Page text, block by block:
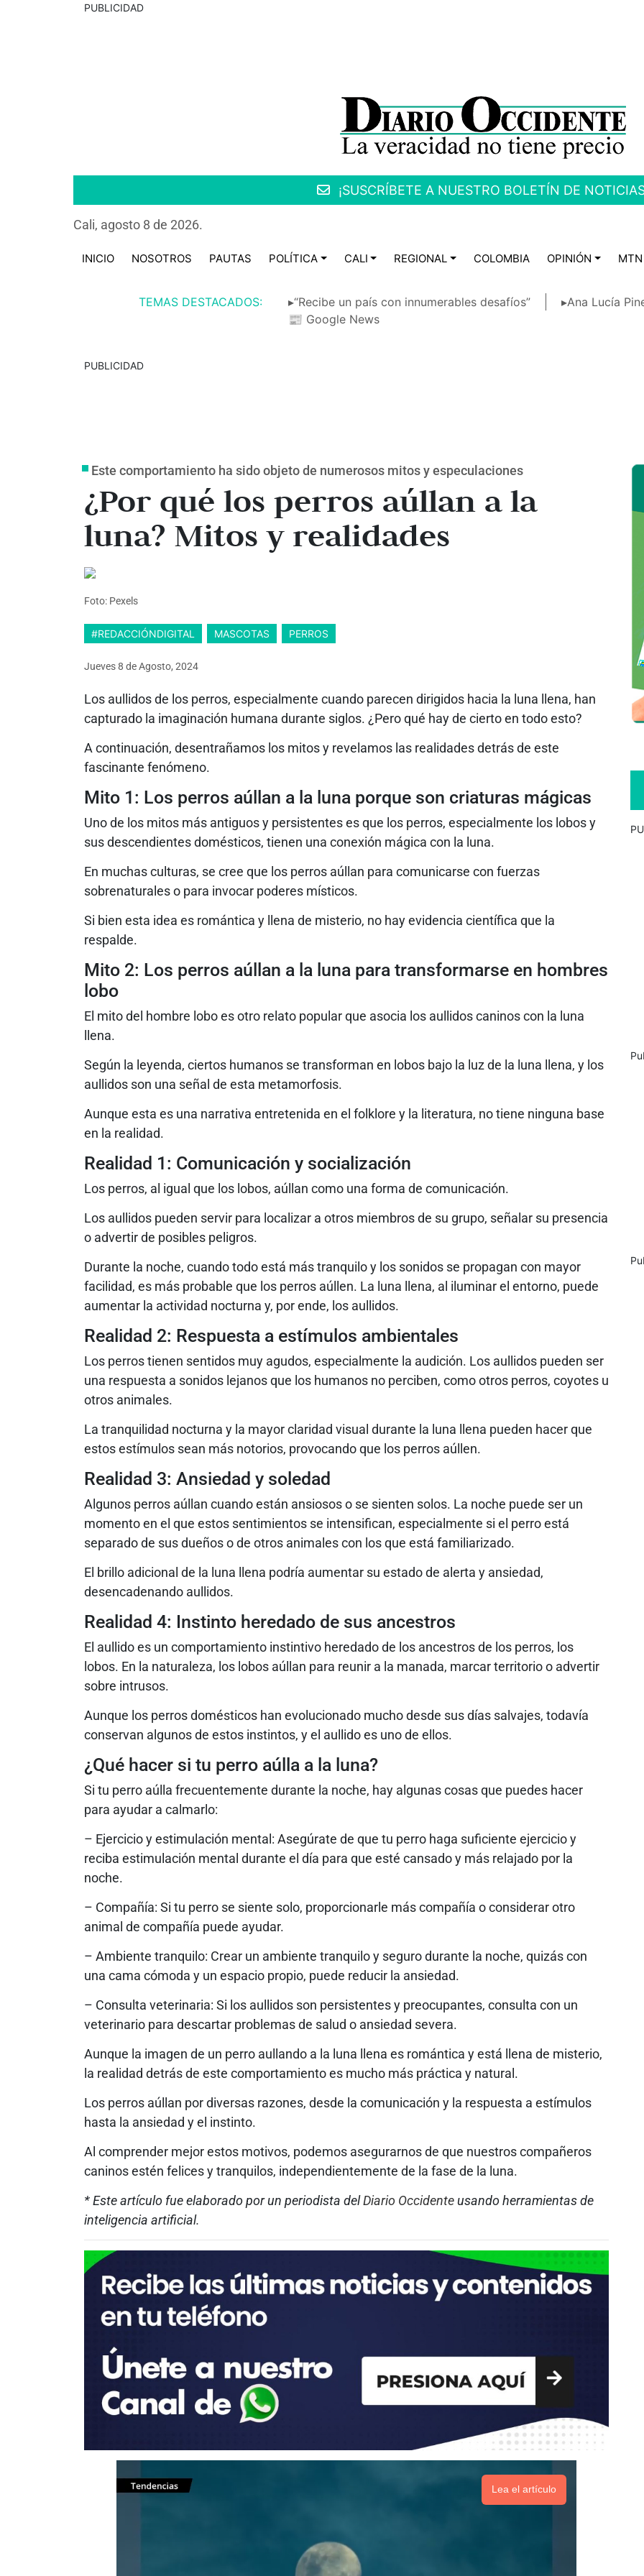
PUBLICIDAD
¡SUSCRÍBETE A NUESTRO BOLETÍN DE
Cali, agosto 8 de 2026.
INICIO NOSOTROS PAUTAS POLÍTICA CALI REGIONAL COLOMBIA OPINIÓN MTN
TEMAS DESTACADOS: ▸“Recibe un país con innumerables desafíos”
▸Ana Lucía
📰 Google News
PUBLICIDAD
Este comportamiento ha sido objeto de numerosos mitos y especulaciones
¿Por qué los perros aúllan a la
luna? Mitos y realidades
Foto: Pexels
#REDACCIÓNDIGITAL MASCOTAS PERROS
Jueves 8 deAgosto, 2024
Los aullidos de los perros, especialmente cuando parecen dirigidos hacia la luna llena, han
capturado la imaginación humana durante siglos. ¿Pero qué hay de cierto en todo esto?
A continuación, desentrañamos los mitos y revelamos las realidades detrás de este
fascinante fenómeno.
Mito 1: Los perros aúllan a la luna porque son criaturas mágicas
Uno de los mitos más antiguos y persistentes es que los perros, especialmente los lobos y
sus descendientes domésticos, tienen una conexión mágica con la luna.
En muchas culturas, se cree que los perros aúllan para comunicarse con fuerzas
sobrenaturales o para invocar poderes místicos.
Si bien esta idea es romántica y llena de misterio, no hay evidencia científica que la
respalde.
Mito 2: Los perros aúllan a la luna para transformarse en hombres
lobo
El mito del hombre lobo es otro relato popular que asocia los aullidos caninos con la luna
llena.
Según la leyenda, ciertos humanos se transforman en lobos bajo la luz de la luna llena, y los
aullidos son una señal de esta metamorfosis.
Aunque esta es una narrativa entretenida en el folklore y la literatura, no tiene ninguna base
en la realidad.
Realidad 1: Comunicación y socialización
Los perros, al igual que los lobos, aúllan como una forma de comunicación.
Los aullidos pueden servir para localizar a otros miembros de su grupo, señalar su presencia
o advertir de posibles peligros.
Durante la noche, cuando todo está más tranquilo y los sonidos se propagan con mayor
facilidad, es más probable que los perros aúllen. La luna llena, al iluminar el entorno, puede
aumentar la actividad nocturna y, por ende, los aullidos.
Realidad 2: Respuesta a estímulos ambientales
Los perros tienen sentidos muy agudos, especialmente la audición. Los aullidos pueden ser
una respuesta a sonidos lejanos que los humanos no perciben, como otros perros, coyotes u
otros animales.
La tranquilidad nocturna y la mayor claridad visual durante la luna llena pueden hacer que
estos estímulos sean más notorios, provocando que los perros aúllen.
Realidad 3: Ansiedad y soledad
Algunos perros aúllan cuando están ansiosos o se sienten solos. La noche puede ser un
momento en el que estos sentimientos se intensifican, especialmente si el perro está
separado de sus dueños o de otros animales con los que está familiarizado.
El brillo adicional de la luna llena podría aumentar su estado de alerta y ansiedad,
desencadenando aullidos.
Realidad 4: Instinto heredado de sus ancestros
El aullido es un comportamiento instintivo heredado de los ancestros de los perros, los
lobos. En la naturaleza, los lobos aúllan para reunir a la manada, marcar territorio o advertir
sobre intrusos.
Aunque los perros domésticos han evolucionado mucho desde sus días salvajes, todavía
conservan algunos de estos instintos, y el aullido es uno de ellos.
¿Qué hacer si tu perro aúlla a la luna?
Si tu perro aúlla frecuentemente durante la noche, hay algunas cosas que puedes hacer
para ayudar a calmarlo:
– Ejercicio y estimulación mental: Asegúrate de que tu perro haga suficiente ejercicio y
reciba estimulación mental durante el día para que esté cansado y más relajado por la
noche.
– Compañía: Si tu perro se siente solo, proporcionarle más compañía o considerar otro
animal de compañía puede ayudar.
– Ambiente tranquilo: Crear un ambiente tranquilo y seguro durante la noche, quizás con
una cama cómoda y un espacio propio, puede reducir la ansiedad.
– Consulta veterinaria: Si los aullidos son persistentes y preocupantes, consulta con un
veterinario para descartar problemas de salud o ansiedad severa.
Aunque la imagen de un perro aullando a la luna llena es romántica y está llena de misterio,
la realidad detrás de este comportamiento es mucho más práctica y natural.
Los perros aúllan por diversas razones, desde la comunicación y la respuesta a estímulos
hasta la ansiedad y el instinto.
Al comprender mejor estos motivos, podemos asegurarnos de que nuestros compañeros
caninos estén felices y tranquilos, independientemente de la fase de la luna.
* Este artículo fue elaborado por un periodista delDiario Occidenteusando herramientas de
inteligencia artificial.
Lea el artículo